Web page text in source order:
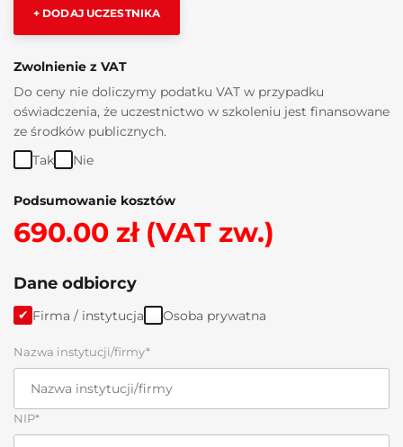
+ DODAJ UCZESTNIKA
Zwolnienie z VAT
Do ceny nie doliczymy podatku VAT w przypadku
oświadczenia, że uczestnictwo w szkoleniu jest finansowane
ze środków publicznych.
Tak
Nie
Podsumowanie kosztów
690.00 zł (VAT zw.)
Dane odbiorcy
Firma / instytucja Osoba prywatna
Nazwa instytucji/firmy*
NIP*